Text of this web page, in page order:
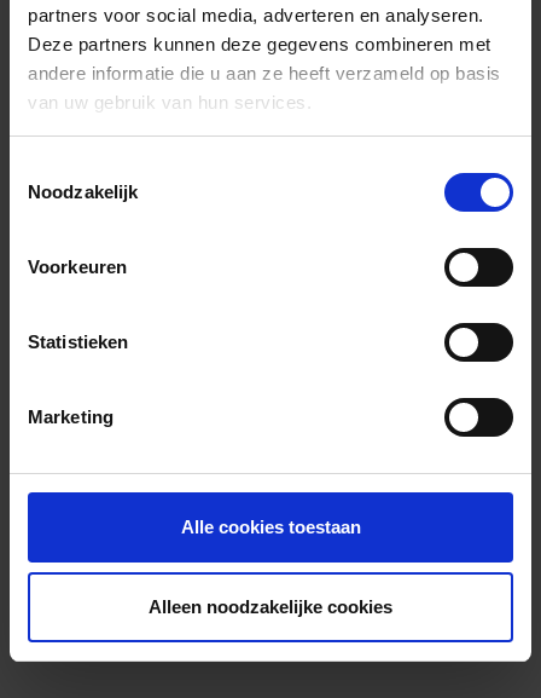
partners voor social media, adverteren en analyseren.
Deze partners kunnen deze gegevens combineren met
andere informatie die u aan ze heeft verzameld op basis
van uw gebruik van hun services.
Noodzakelijk
Voorkeuren
Statistieken
Marketing
Alle cookies toestaan
Alleen noodzakelijke cookies